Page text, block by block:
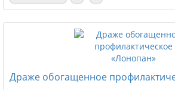
Драже обогащенное